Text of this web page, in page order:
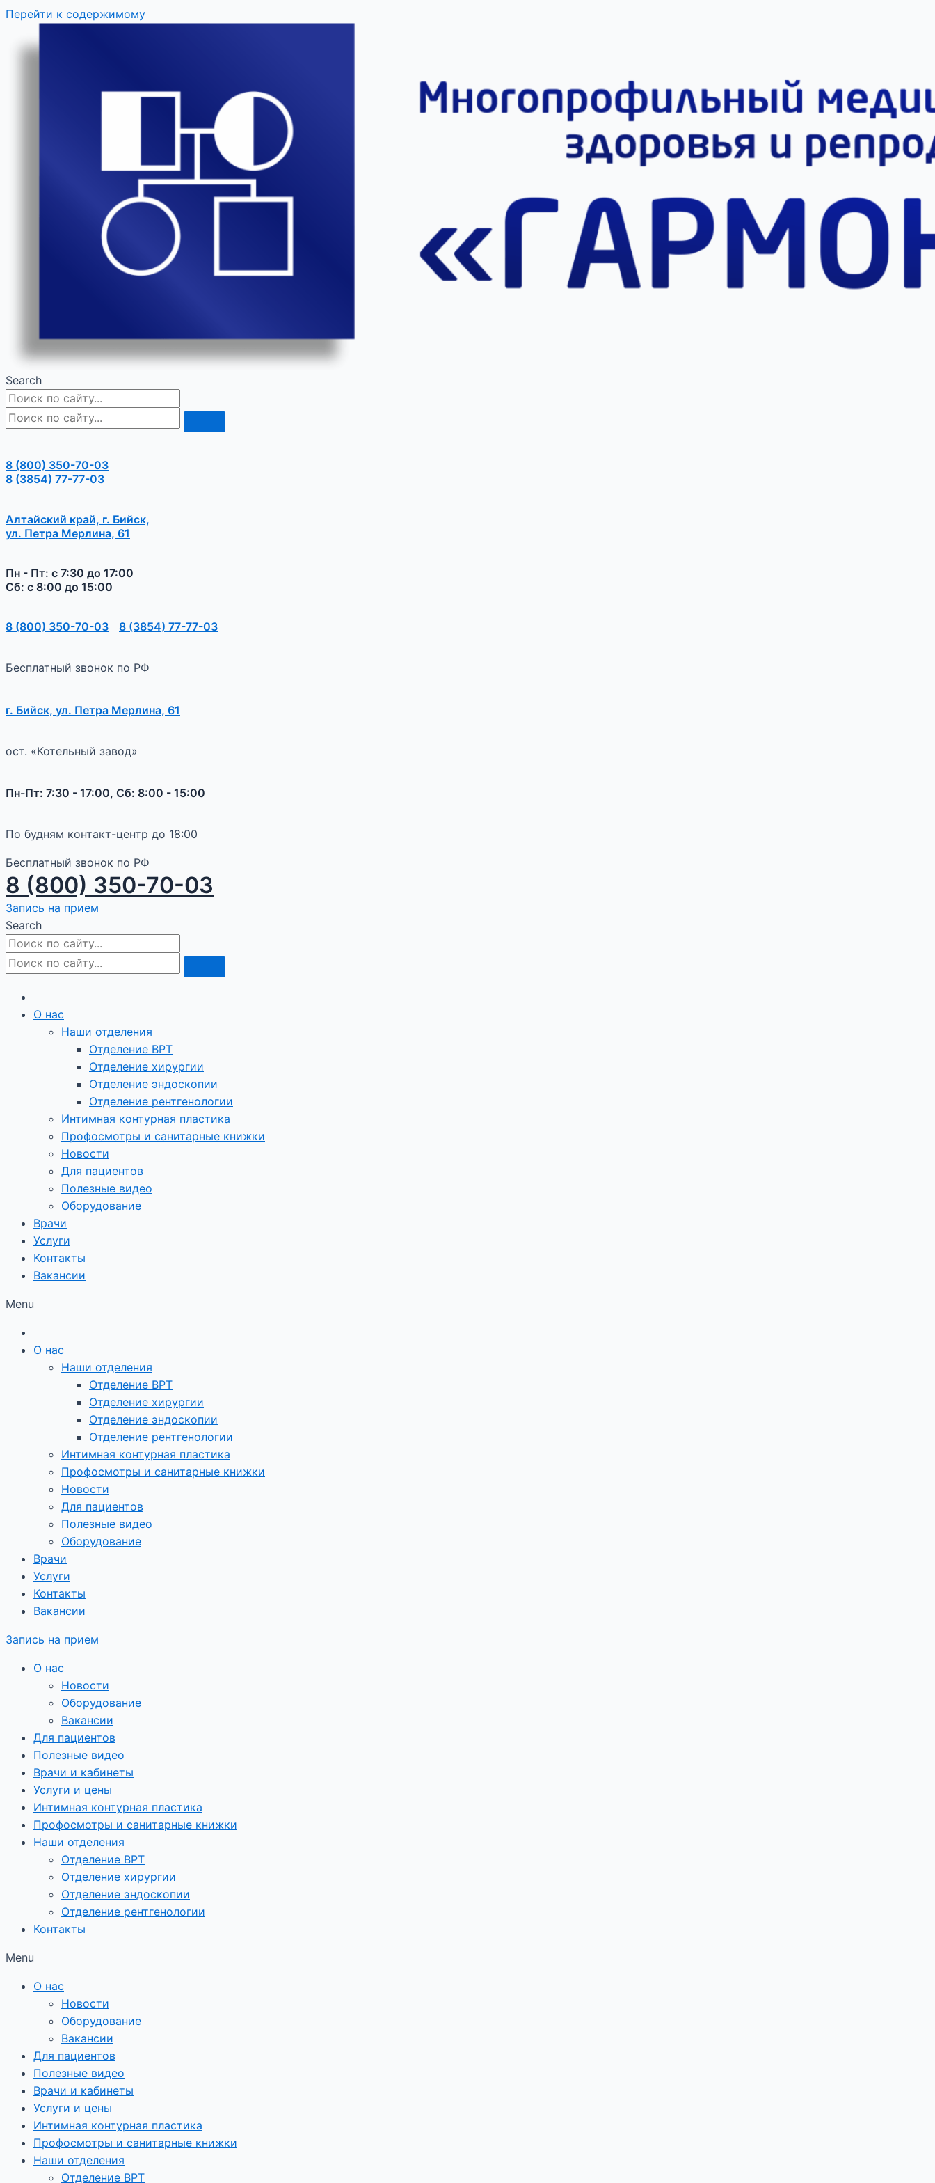
Перейти к содержимому
Search
8 (800) 350-70-03
8 (3854) 77-77-03
Алтайский край, г. Бийск,
ул. Петра Мерлина, 61
Пн - Пт: с 7:30 до 17:00
Сб: с 8:00 до 15:00
8 (800) 350-70-03 8 (3854) 77-77-03
Бесплатный звонок по РФ
г. Бийск, ул. Петра Мерлина, 61
ост. «Котельный завод»
Пн-Пт: 7:30 - 17:00, Сб: 8:00 - 15:00
По будням контакт-центр до 18:00
Бесплатный звонок по РФ
8 (800) 350-70-03
Запись на прием
Search
О нас
Наши отделения
Отделение ВРТ
Отделение хирургии
Отделение эндоскопии
Отделение рентгенологии
Интимная контурная пластика
Профосмотры и санитарные книжки
Новости
Для пациентов
Полезные видео
Оборудование
Врачи
Услуги
Контакты
Вакансии
Menu
О нас
Наши отделения
Отделение ВРТ
Отделение хирургии
Отделение эндоскопии
Отделение рентгенологии
Интимная контурная пластика
Профосмотры и санитарные книжки
Новости
Для пациентов
Полезные видео
Оборудование
Врачи
Услуги
Контакты
Вакансии
Запись на прием
О нас
Новости
Оборудование
Вакансии
Для пациентов
Полезные видео
Врачи и кабинеты
Услуги и цены
Интимная контурная пластика
Профосмотры и санитарные книжки
Наши отделения
Отделение ВРТ
Отделение хирургии
Отделение эндоскопии
Отделение рентгенологии
Контакты
Menu
О нас
Новости
Оборудование
Вакансии
Для пациентов
Полезные видео
Врачи и кабинеты
Услуги и цены
Интимная контурная пластика
Профосмотры и санитарные книжки
Наши отделения
Отделение ВРТ